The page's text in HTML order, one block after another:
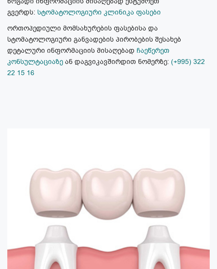
გვერდს: სტომატოლოგიური კლინიკა ფასები
ორთოპედიული მომსახურების ფასებისა და
სტომატოლოგიური განვადების პირობების შესახებ
დეტალური ინფორმაციის მისაღებად ჩაეწერეთ
კონსულტაციაზე ან დაგვიკავშირდით ნომერზე: (+995) 322
22 15 16